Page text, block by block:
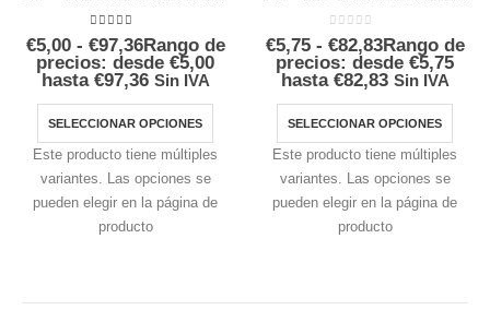
5.00out of 5
€5,00 - €97,36Rango de
precios: desde €5,00
hasta €97,36 Sin IVA
SELECCIONAR OPCIONES
Este producto tiene múltiples
variantes. Las opciones se
pueden elegir en la página de
producto
0out of 5
€5,75 - €82,83Rango de
precios: desde €5,75
hasta €82,83 Sin IVA
SELECCIONAR OPCIONES
Este producto tiene múltiples
variantes. Las opciones se
pueden elegir en la página de
producto